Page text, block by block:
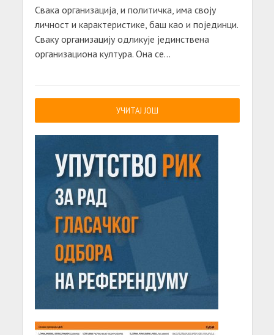
Свака организација, и политичка, има своју
личност и карактеристике, баш као и појединци.
Сваку организацију одликује јединствена
организациона култура. Она се...
УЧИТАЈ ЈОШ